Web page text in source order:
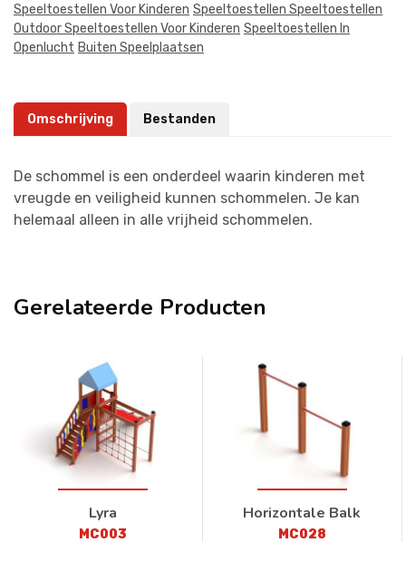
Speeltoestellen Voor Kinderen Speeltoestellen Speeltoestellen
Outdoor Speeltoestellen Voor Kinderen Speeltoestellen In
Openlucht Buiten Speelplaatsen
Omschrijving Bestanden
De schommel is een onderdeel waarin kinderen met
vreugde en veiligheid kunnen schommelen. Je kan
helemaal alleen in alle vrijheid schommelen.
Gerelateerde Producten
Lyra
MC003
Horizontale Balk
MC028